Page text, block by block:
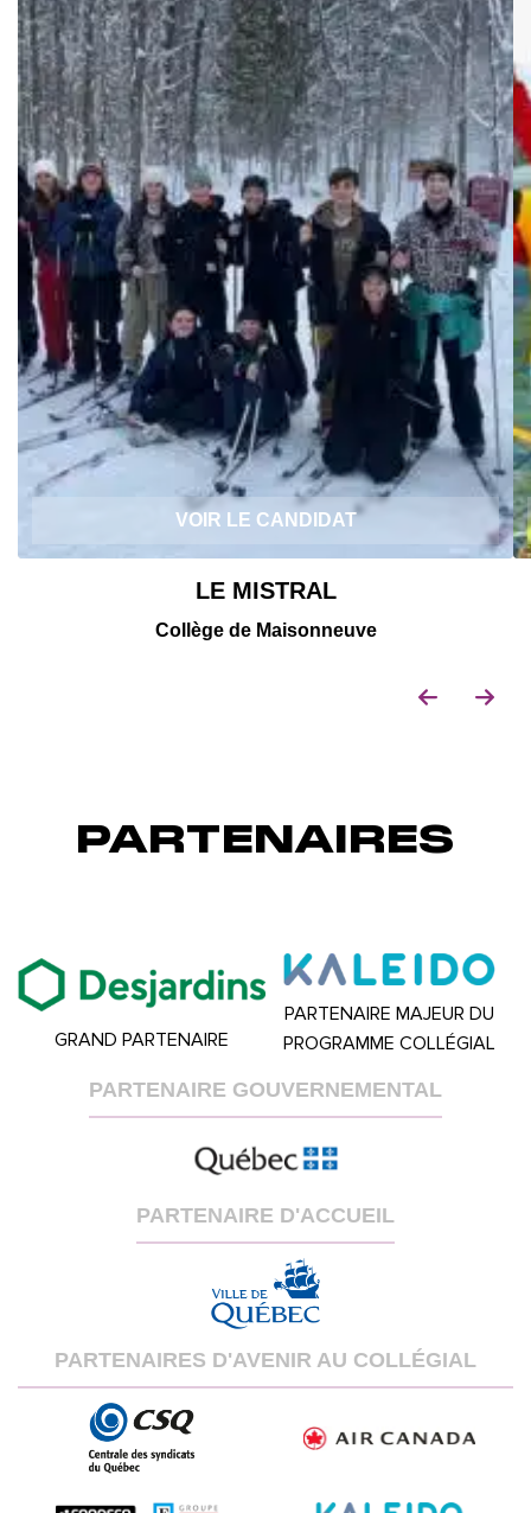
VOIR LE CANDIDAT
LE MISTRAL
Collège de Maisonneuve
PARTENAIRES
GRAND PARTENAIRE
PARTENAIRE MAJEUR DU
PROGRAMME COLLÉGIAL
PARTENAIRE GOUVERNEMENTAL
PARTENAIRE D'ACCUEIL
PARTENAIRES D'AVENIR AU COLLÉGIAL